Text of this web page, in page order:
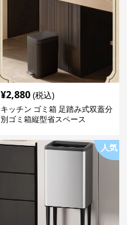
¥2,880 (税込)
キッチン ゴミ箱 足踏み式双蓋分
別ゴミ箱縦型省スペース
人気